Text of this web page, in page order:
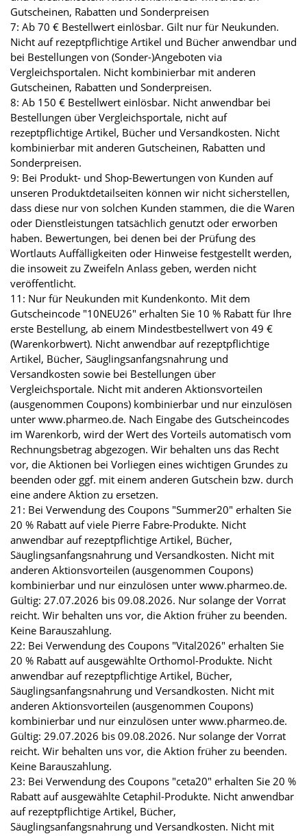
Gutscheinen, Rabatten und Sonderpreisen
7: Ab 70 € Bestellwert einlösbar. Gilt nur für Neukunden.
Nicht auf rezeptpflichtige Artikel und Bücher anwendbar und
bei Bestellungen von (Sonder-)Angeboten via
Vergleichsportalen. Nicht kombinierbar mit anderen
Gutscheinen, Rabatten und Sonderpreisen.
8: Ab 150 € Bestellwert einlösbar. Nicht anwendbar bei
Bestellungen über Vergleichsportale, nicht auf
rezeptpflichtige Artikel, Bücher und Versandkosten. Nicht
kombinierbar mit anderen Gutscheinen, Rabatten und
Sonderpreisen.
9: Bei Produkt- und Shop-Bewertungen von Kunden auf
unseren Produktdetailseiten können wir nicht sicherstellen,
dass diese nur von solchen Kunden stammen, die die Waren
oder Dienstleistungen tatsächlich genutzt oder erworben
haben. Bewertungen, bei denen bei der Prüfung des
Wortlauts Auffälligkeiten oder Hinweise festgestellt werden,
die insoweit zu Zweifeln Anlass geben, werden nicht
veröffentlicht.
11: Nur für Neukunden mit Kundenkonto. Mit dem
Gutscheincode "10NEU26" erhalten Sie 10 % Rabatt für Ihre
erste Bestellung, ab einem Mindestbestellwert von 49 €
(Warenkorbwert). Nicht anwendbar auf rezeptpflichtige
Artikel, Bücher, Säuglingsanfangsnahrung und
Versandkosten sowie bei Bestellungen über
Vergleichsportale. Nicht mit anderen Aktionsvorteilen
(ausgenommen Coupons) kombinierbar und nur einzulösen
unter www.pharmeo.de. Nach Eingabe des Gutscheincodes
im Warenkorb, wird der Wert des Vorteils automatisch vom
Rechnungsbetrag abgezogen. Wir behalten uns das Recht
vor, die Aktionen bei Vorliegen eines wichtigen Grundes zu
beenden oder ggf. mit einem anderen Gutschein bzw. durch
eine andere Aktion zu ersetzen.
21: Bei Verwendung des Coupons "Summer20" erhalten Sie
20 % Rabatt auf viele Pierre Fabre-Produkte. Nicht
anwendbar auf rezeptpflichtige Artikel, Bücher,
Säuglingsanfangsnahrung und Versandkosten. Nicht mit
anderen Aktionsvorteilen (ausgenommen Coupons)
kombinierbar und nur einzulösen unter www.pharmeo.de.
Gültig: 27.07.2026 bis 09.08.2026. Nur solange der Vorrat
reicht. Wir behalten uns vor, die Aktion früher zu beenden.
Keine Barauszahlung.
22: Bei Verwendung des Coupons "Vital2026" erhalten Sie
20 % Rabatt auf ausgewählte Orthomol-Produkte. Nicht
anwendbar auf rezeptpflichtige Artikel, Bücher,
Säuglingsanfangsnahrung und Versandkosten. Nicht mit
anderen Aktionsvorteilen (ausgenommen Coupons)
kombinierbar und nur einzulösen unter www.pharmeo.de.
Gültig: 29.07.2026 bis 09.08.2026. Nur solange der Vorrat
reicht. Wir behalten uns vor, die Aktion früher zu beenden.
Keine Barauszahlung.
23: Bei Verwendung des Coupons "ceta20" erhalten Sie 20 %
Rabatt auf ausgewählte Cetaphil-Produkte. Nicht anwendbar
auf rezeptpflichtige Artikel, Bücher,
Säuglingsanfangsnahrung und Versandkosten. Nicht mit